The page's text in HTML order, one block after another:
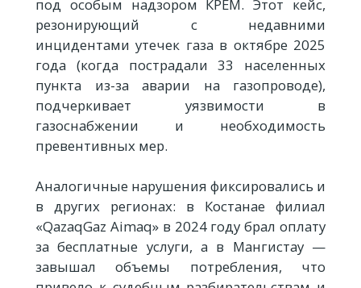
под особым надзором КРЕМ. Этот кейс,
резонирующий с недавними
инцидентами утечек газа в октябре 2025
года (когда пострадали 33 населенных
пункта из-за аварии на газопроводе),
подчеркивает уязвимости в
газоснабжении и необходимость
превентивных мер.
Аналогичные нарушения фиксировались и
в других регионах: в Костанае филиал
«QazaqGaz Aimaq» в 2024 году брал оплату
за бесплатные услуги, а в Мангистау —
завышал объемы потребления, что